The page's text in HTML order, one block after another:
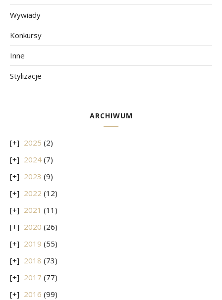
Wywiady
Konkursy
Inne
Stylizacje
ARCHIWUM
2025 (2)
2024 (7)
2023 (9)
2022 (12)
2021 (11)
2020 (26)
2019 (55)
2018 (73)
2017 (77)
2016 (99)